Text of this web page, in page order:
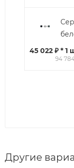
45 022 ₽ * 1
94
Другие